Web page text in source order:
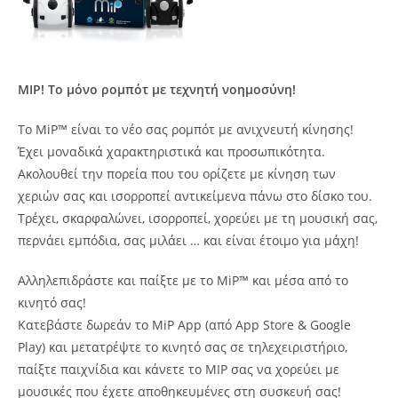
MIP! Το μόνο ρομπότ με τεχνητή νοημοσύνη!
Το MiP™ είναι το νέο σας ρομπότ με ανιχνευτή κίνησης!
Έχει μοναδικά χαρακτηριστικά και προσωπικότητα.
Ακολουθεί την πορεία που του ορίζετε με κίνηση των
χεριών σας και ισορροπεί αντικείμενα πάνω στο δίσκο του.
Τρέχει, σκαρφαλώνει, ισορροπεί, χορεύει με τη μουσική σας,
περνάει εμπόδια, σας μιλάει … και είναι έτοιμο για μάχη!
Αλληλεπιδράστε και παίξτε με το MiP™ και μέσα από το
κινητό σας!
Κατεβάστε δωρεάν το MiP App (από App Store & Google
Play) και μετατρέψτε το κινητό σας σε τηλεχειριστήριο,
παίξτε παιχνίδια και κάνετε το MIP σας να χορεύει με
μουσικές που έχετε αποθηκευμένες στη συσκευή σας!